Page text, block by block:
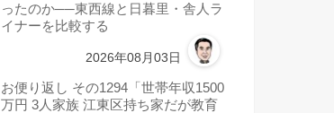
ったのか──東西線と日暮里・舎人ラ
イナーを比較する
2026年08月03日
お便り返し その1294「世帯年収1500
万円 3人家族 江東区持ち家だが教育